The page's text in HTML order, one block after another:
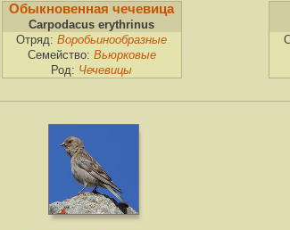
Обыкновенная чечевица
Carpodacus erythrinus
Отряд: Воробьинообразные
Семейство: Вьюрковые
Род: Чечевицы